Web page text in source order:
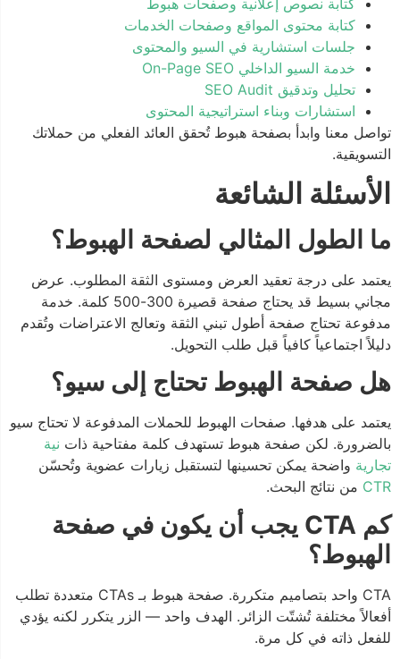
كتابة محتوى المواقع وصفحات الخدمات
جلسات استشارية في السيو والمحتوى
خدمة السيو الداخلي On-Page SEO
تحليل وتدقيق SEO Audit
استشارات وبناء استراتيجية المحتوى
تواصل معنا وابدأ بصفحة هبوط تُحقق العائد الفعلي من حملاتك
التسويقية.
الأسئلة الشائعة
ما الطول المثالي لصفحة الهبوط؟
يعتمد على درجة تعقيد العرض ومستوى الثقة المطلوب. عرض
مجاني بسيط قد يحتاج صفحة قصيرة 300-500 كلمة. خدمة
مدفوعة تحتاج صفحة أطول تبني الثقة وتعالج الاعتراضات وتُقدم
دليلاً اجتماعياً كافياً قبل طلب التحويل.
هل صفحة الهبوط تحتاج إلى سيو؟
يعتمد على هدفها. صفحات الهبوط للحملات المدفوعة لا تحتاج سيو
بالضرورة. لكن صفحة هبوط تستهدف كلمة مفتاحية ذات نية
تجاريةواضحة يمكن تحسينها لتستقبل زيارات عضوية وتُحسّن
CTRمن نتائج البحث.
كم CTA يجب أن يكون في صفحة
الهبوط؟
CTA واحد بتصاميم متكررة. صفحة هبوط بـ CTAs متعددة تطلب
أفعالاً مختلفة تُشتّت الزائر. الهدف واحد — الزر يتكرر لكنه يؤدي
للفعل ذاته في كل مرة.